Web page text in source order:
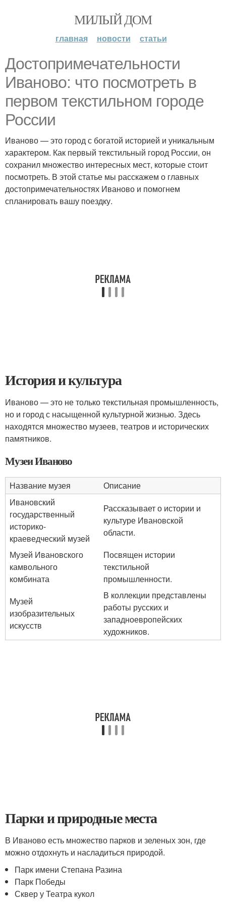
МИЛЫЙ ДОМ
главная новости статьи
Достопримечательности
Иваново: что посмотреть в
первом текстильном городе
России
Иваново — это город с богатой историей и уникальным
характером. Как первый текстильный город России, он
сохранил множество интересных мест, которые стоит
посмотреть. В этой статье мы расскажем о главных
достопримечательностях Иваново и помогнем
спланировать вашу поездку.
История и культура
Иваново — это не только текстильная промышленность,
но и город с насыщенной культурной жизнью. Здесь
находятся множество музеев, театров и исторических
памятников.
Музеи Иваново
Название музея
Описание
Ивановский
государственный
историко-
краеведческий музей
Рассказывает о истории и
культуре Ивановской
области.
Музей Ивановского
камвольного
комбината
Посвящен истории
текстильной
промышленности.
Музей
изобразительных
искусств
В коллекции представлены
работы русских и
западноевропейских
художников.
Парки и природные места
В Иваново есть множество парков и зеленых зон, где
можно отдохнуть и насладиться природой.
Парк имени Степана Разина
Парк Победы
Сквер у Театра кукол